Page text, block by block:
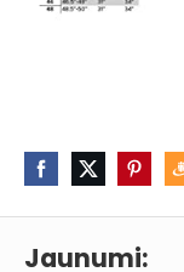
Jaunumi: